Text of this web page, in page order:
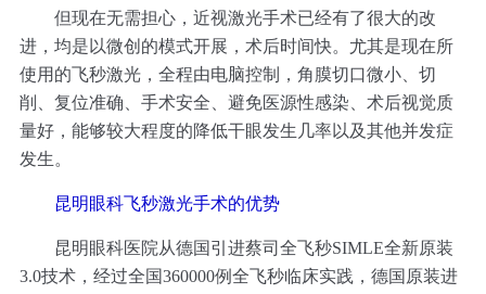
但现在无需担心，近视激光手术已经有了很大的改
进，均是以微创的模式开展，术后时间快。尤其是现在所
使用的飞秒激光，全程由电脑控制，角膜切口微小、切
削、复位准确、手术安全、避免医源性感染、术后视觉质
量好，能够较大程度的降低干眼发生几率以及其他并发症
发生。
昆明眼科飞秒激光手术的优势
昆明眼科医院从德国引进蔡司全飞秒SIMLE全新原装
3.0技术，经过全国360000例全飞秒临床实践，德国原装进